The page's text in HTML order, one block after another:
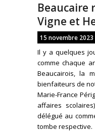
Beaucaire
Vigne et
15 novembre 2023
Il y a quelques
comme chaque
Beaucairois, la
bienfaiteurs de
Marie-France
affaires
délégué au
tombe respective.